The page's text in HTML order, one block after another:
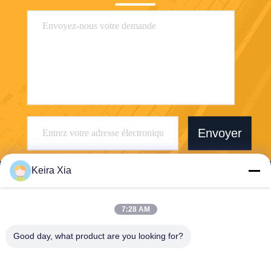
Envoyer
Technology Co. Ltd
Keira Xia
7:28 AM
Good day, what product are you looking for?